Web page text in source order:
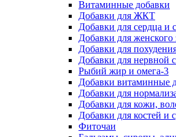
Витаминные добавки
Добавки для ЖКТ
Добавки для сердца и
Добавки для женского
Добавки для
Добавки для нервной
Рыбий жир и омега-3
Добавки витаминные
Добавки для
Добавки для кожи,
Добавки для костей и
Фиточаи